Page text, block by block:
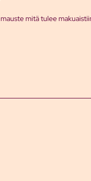
mitä tulee